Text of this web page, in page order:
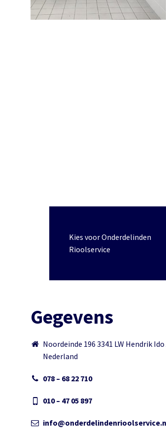
Kies voor Onderdelinden
Rioolservice
Gegevens
Noordeinde 196 3341 LW Hendrik
Nederland
078 – 68 22 710
010 – 47 05 897